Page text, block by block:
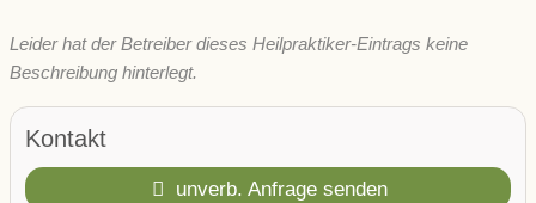
Leider hat der Betreiber dieses Heilpraktiker-Eintrags keine
Beschreibung hinterlegt.
Kontakt
unverb. Anfrage senden